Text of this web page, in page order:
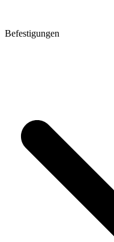
Befestigungen